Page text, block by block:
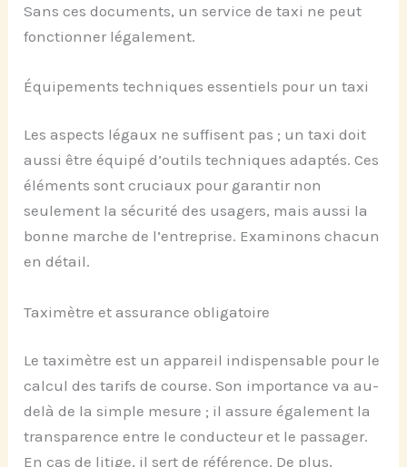
Sans ces documents, un service de taxi ne peut
fonctionner légalement.
Équipements techniques essentiels pour un taxi
Les aspects légaux ne suffisent pas ; un taxi doit
aussi être équipé d’outils techniques adaptés. Ces
éléments sont cruciaux pour garantir non
seulement la sécurité des usagers, mais aussi la
bonne marche de l’entreprise. Examinons chacun
en détail.
Taximètre et assurance obligatoire
Le taximètre est un appareil indispensable pour le
calcul des tarifs de course. Son importance va au-
delà de la simple mesure ; il assure également la
transparence entre le conducteur et le passager.
En cas de litige, il sert de référence. De plus,